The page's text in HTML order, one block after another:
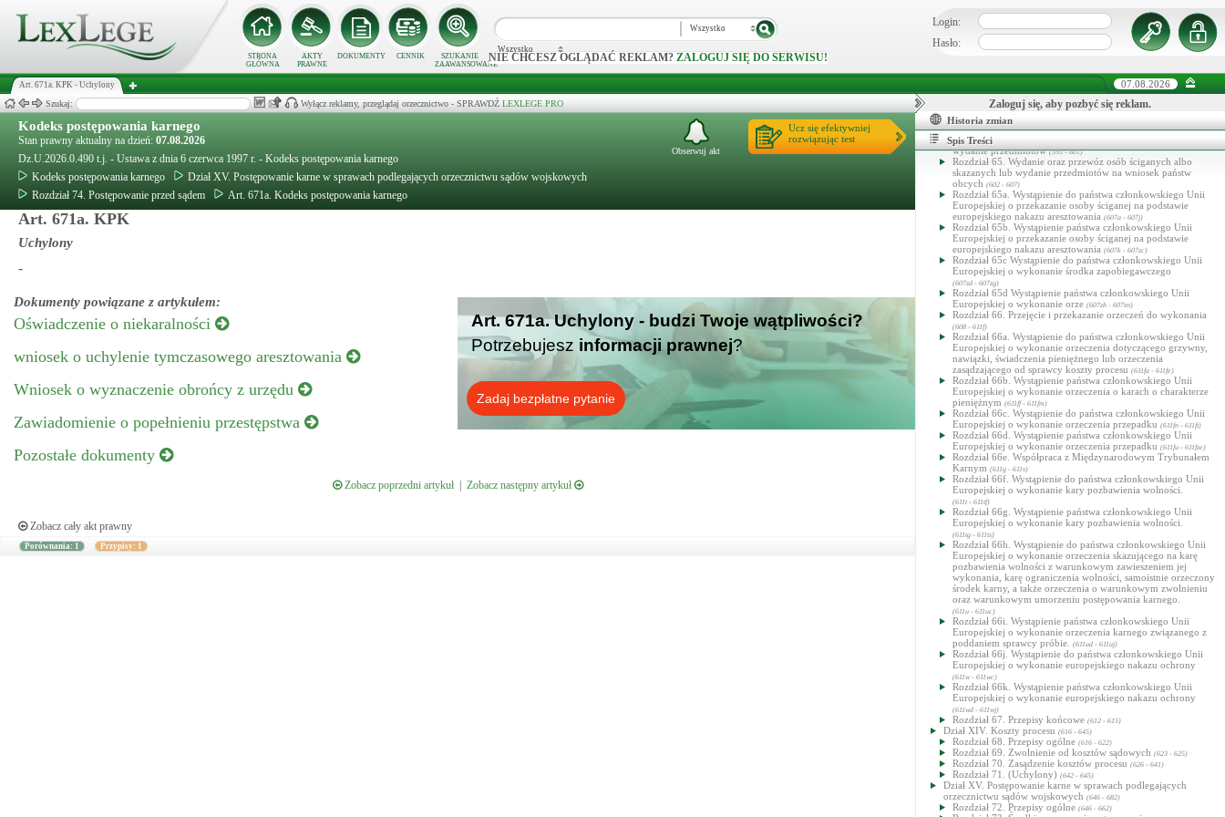
STRONA
GŁÓWNA
AKTY
PRAWNE
DOKUMENTY CENNIK
SZUKANIE
ZAAWANSOWANE
Wszystko
Wszystko
NIE CHCESZ OGLĄDAĆ REKLAM? ZALOGUJ SIĘ DO SERWISU!
Login:
Hasło:
Art. 671a. KPK - Uchylony 07.08.2026
Szukaj: Wyłącz reklamy, przeglądaj orzecznictwo - SPRAWDŹ LEXLEGE PRO
Kodeks postępowania karnego
Stan prawny aktualny na dzień: 07.08.2026
Dz.U.2026.0.490 t.j. - Ustawa z dnia 6 czerwca 1997 r. - Kodeks postępowania karnego
Kodeks postępowania karnego
Dział XV. Postępowanie karne w sprawach podlegających orzecznictwu sądów wojskowych
Rozdział 74. Postępowanie przed sądem
Art. 671a. Kodeks postępowania karnego
Ucz się efektywniej
rozwiązując test
Obserwuj akt
Art. 671a. KPK
Uchylony
-
Dokumenty powiązane z artykułem:
Oświadczenie o niekaralności
wniosek o uchylenie tymczasowego aresztowania
Wniosek o wyznaczenie obrońcy z urzędu
Zawiadomienie o popełnieniu przestępstwa
Pozostałe dokumenty
Art. 671a. Uchylony - budzi Twoje wątpliwości?
Potrzebujesz informacji prawnej?
Zadaj bezpłatne pytanie
Zobacz poprzedni artykuł| Zobacz następny artykuł
Zobacz cały akt prawny
Porównania: 1 Przypisy: 1
Zaloguj się, aby pozbyć się reklam.
Historia zmian
Spis Treści
(589l - 589v)
Rozdział 62c. Wystąpienie do państwa członkowskiego Unii
Europejskiej o przeprowadzenie czynności dochodzeniowych
na podstawie europejskiego nakazu dochodzeniowego
Rozdział 62d. Wystąpienie państwa członkowskiego Unii
Europejskiej o przeprowadzenie czynności dochodzeniowych
na podstawie europejskiego nakazu dochodzeniowego
(589ze - 589zt)
Rozdział 63. Przejęcie i przekazanie ścigania karnego
Rozdział 64. Wystąpienie o wydanie lub przewóz osób
ściganych lub skazanych przebywających za granicą oraz o
wydanie przedmiotów(593 - 601)
Rozdział 65. Wydanie oraz przewóz osób ściganych albo
skazanych lub wydanie przedmiotów na wniosek państw
obcych (602 - 607)
Rozdział 65a. Wystąpienie do państwa członkowskiego Unii
Europejskiej o przekazanie osoby ściganej na podstawie
europejskiego nakazu aresztowania (607a - 607j)
Rozdział 65b. Wystąpienie państwa członkowskiego Unii
Europejskiej o przekazanie osoby ściganej na podstawie
europejskiego nakazu aresztowania (607k - 607zc)
Rozdział 65c Wystąpienie do państwa członkowskiego Unii
Europejskiej o wykonanie środka zapobiegawczego
(607zd - 607zg)
Rozdział 65d Wystąpienie państwa członkowskiego Unii
Europejskiej o wykonanie orze (607zh - 607zn)
Rozdział 66. Przejęcie i przekazanie orzeczeń do wykonania
(608 - 611f)
Rozdział 66a. Wystąpienie do państwa członkowskiego Unii
Europejskiej o wykonanie orzeczenia dotyczącego grzywny,
nawiązki, świadczenia pieniężnego lub orzeczenia
zasądzającego od sprawcy koszty procesu (611fa - 611fe)
Rozdział 66b. Wystąpienie państwa członkowskiego Unii
Europejskiej o wykonanie orzeczenia o karach o charakterze
pieniężnym (611ff - 611fm)
Rozdział 66c. Wystąpienie do państwa członkowskiego Unii
Europejskiej o wykonanie orzeczenia przepadku (611fn - 611ft)
Rozdział 66d. Wystąpienie państwa członkowskiego Unii
Europejskiej o wykonanie orzeczenia przepadku (611fu - 611fze)
Rozdział 66e. Współpraca z Międzynarodowym Trybunałem
Karnym (611g - 611s)
Rozdział 66f. Wystąpienie do państwa członkowskiego Unii
Europejskiej o wykonanie kary pozbawienia wolności.
(611t - 611tf)
Rozdział 66g. Wystąpienie państwa członkowskiego Unii
Europejskiej o wykonanie kary pozbawienia wolności.
(611tg - 611ts)
Rozdział 66h. Wystąpienie do państwa członkowskiego Unii
Europejskiej o wykonanie orzeczenia skazującego na karę
pozbawienia wolności z warunkowym zawieszeniem jej
wykonania, karę ograniczenia wolności, samoistnie orzeczony
środek karny, a także orzeczenia o warunkowym zwolnieniu
oraz warunkowym umorzeniu postępowania karnego.
(611u - 611uc)
Rozdział 66i. Wystąpienie państwa członkowskiego Unii
Europejskiej o wykonanie orzeczenia karnego związanego z
poddaniem sprawcy próbie.
(611ud - 611uj)
Rozdział 66j. Wystąpienie do państwa członkowskiego Unii
Europejskiej o wykonanie europejskiego nakazu ochrony
(611w - 611wc)
Rozdział 66k. Wystąpienie państwa członkowskiego Unii
Europejskiej o wykonanie europejskiego nakazu ochrony
(611wd - 611wj)
Rozdział 67. Przepisy końcowe (612 - 615)
Dział XIV. Koszty procesu (616 - 645)
Rozdział 68. Przepisy ogólne (616 - 622)
Rozdział 69. Zwolnienie od kosztów sądowych (623 - 625)
Rozdział 70. Zasądzenie kosztów procesu (626 - 641)
Rozdział 71. (Uchylony) (642 - 645)
Dział XV. Postępowanie karne w sprawach podlegających
orzecznictwu sądów wojskowych (646 - 682)
Rozdział 72. Przepisy ogólne (646 - 662)